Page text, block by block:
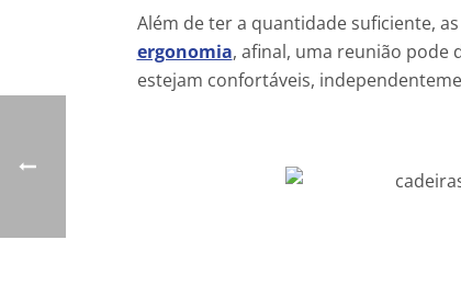
Além de ter a quantidade suficiente,
ergonomia, afinal, uma reunião pode
estejam confortáveis,